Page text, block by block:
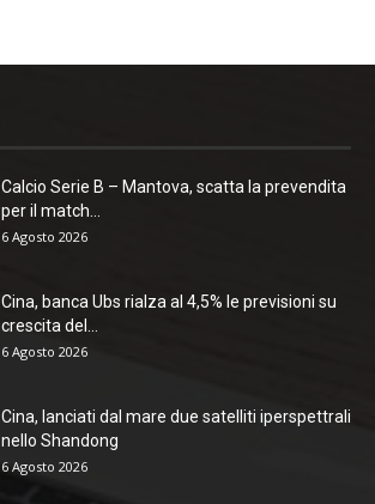
Calcio Serie B – Mantova, scatta la prevendita
per il match...
6 Agosto 2026
Cina, banca Ubs rialza al 4,5% le previsioni su
crescita del...
6 Agosto 2026
Cina, lanciati dal mare due satelliti iperspettrali
nello Shandong
6 Agosto 2026